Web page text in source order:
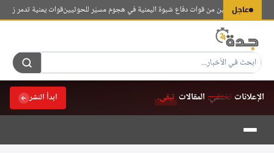
عاجل
اثنين من قوات دفاع شبوة اليمنية في هجوم مسيّر للحوثيينقوات يمنية تدمر زورقاً
الإعلانات تختفي.المقالات تبقى. ابدأ النشر
التجاوز
المحتوى